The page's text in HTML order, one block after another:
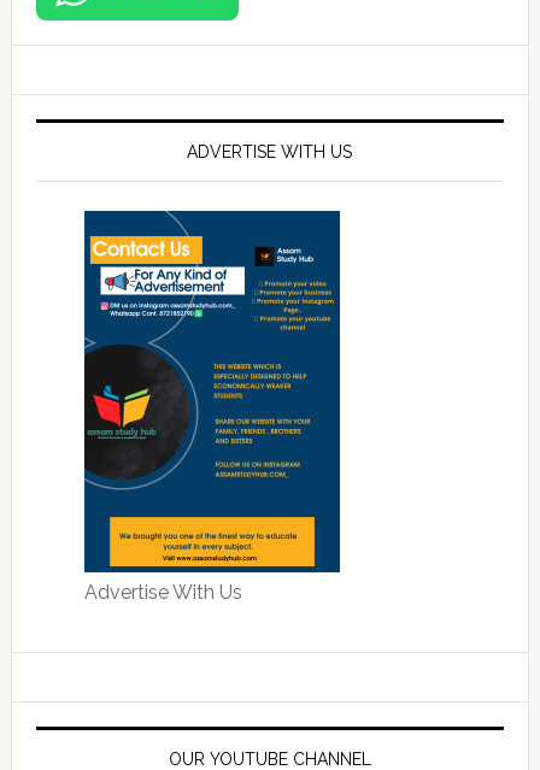
ADVERTISE WITH US
Advertise With Us
OUR YOUTUBE CHANNEL